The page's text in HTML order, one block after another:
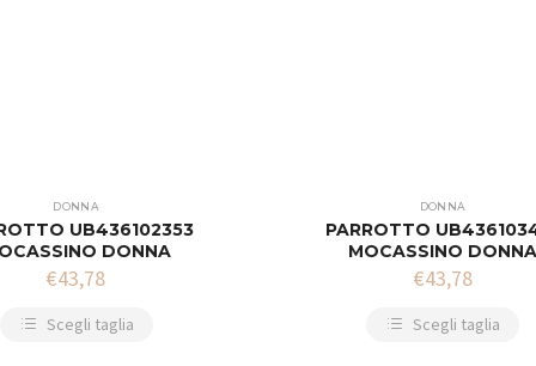
DONNA
UB436102353
DONNA
€43,78
Scegli taglia
DONNA
PARROTTO
MOCASSINO DONNA
€43,78
Scegli taglia